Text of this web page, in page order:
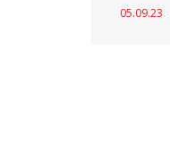
05.09.23